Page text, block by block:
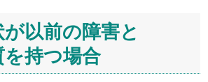
以前の障害と
持つ場合